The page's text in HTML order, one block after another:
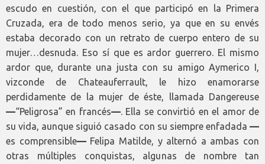
escudo en cuestión, con el que participó en la Primera
Cruzada, era de todo menos serio, ya que en su envés
estaba decorado con un retrato de cuerpo entero de su
mujer…desnuda. Eso sí que es ardor guerrero. El mismo
ardor que, durante una justa con su amigo Aymerico I,
vizconde de Chateauferrault, le hizo enamorarse
perdidamente de la mujer de éste, llamada Dangereuse
—“Peligrosa” en francés—. Ella se convirtió en el amor de
su vida, aunque siguió casado con su siempre enfadada —
es comprensible—Felipa Matilde, y alternó a ambas con
otras múltiples conquistas, algunas de nombre tan